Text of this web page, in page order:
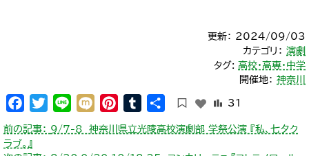
更新： 2024/09/03
カテゴリ： 演劇
タグ: 高校・高専・中学
開催地： 神奈川
Facebook
Twitter
Line Mixi Pinterest
Tumblr 31
投
稿
前の記事： 9/7-8 神奈川県立光陵高校演劇部 学祭公演 『私、七夕ク
ラブ。』